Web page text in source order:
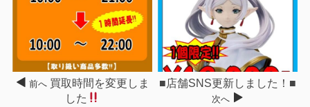
前へ 買取時間を変更しま
した
■店舗SNS更新しました！■
次へ